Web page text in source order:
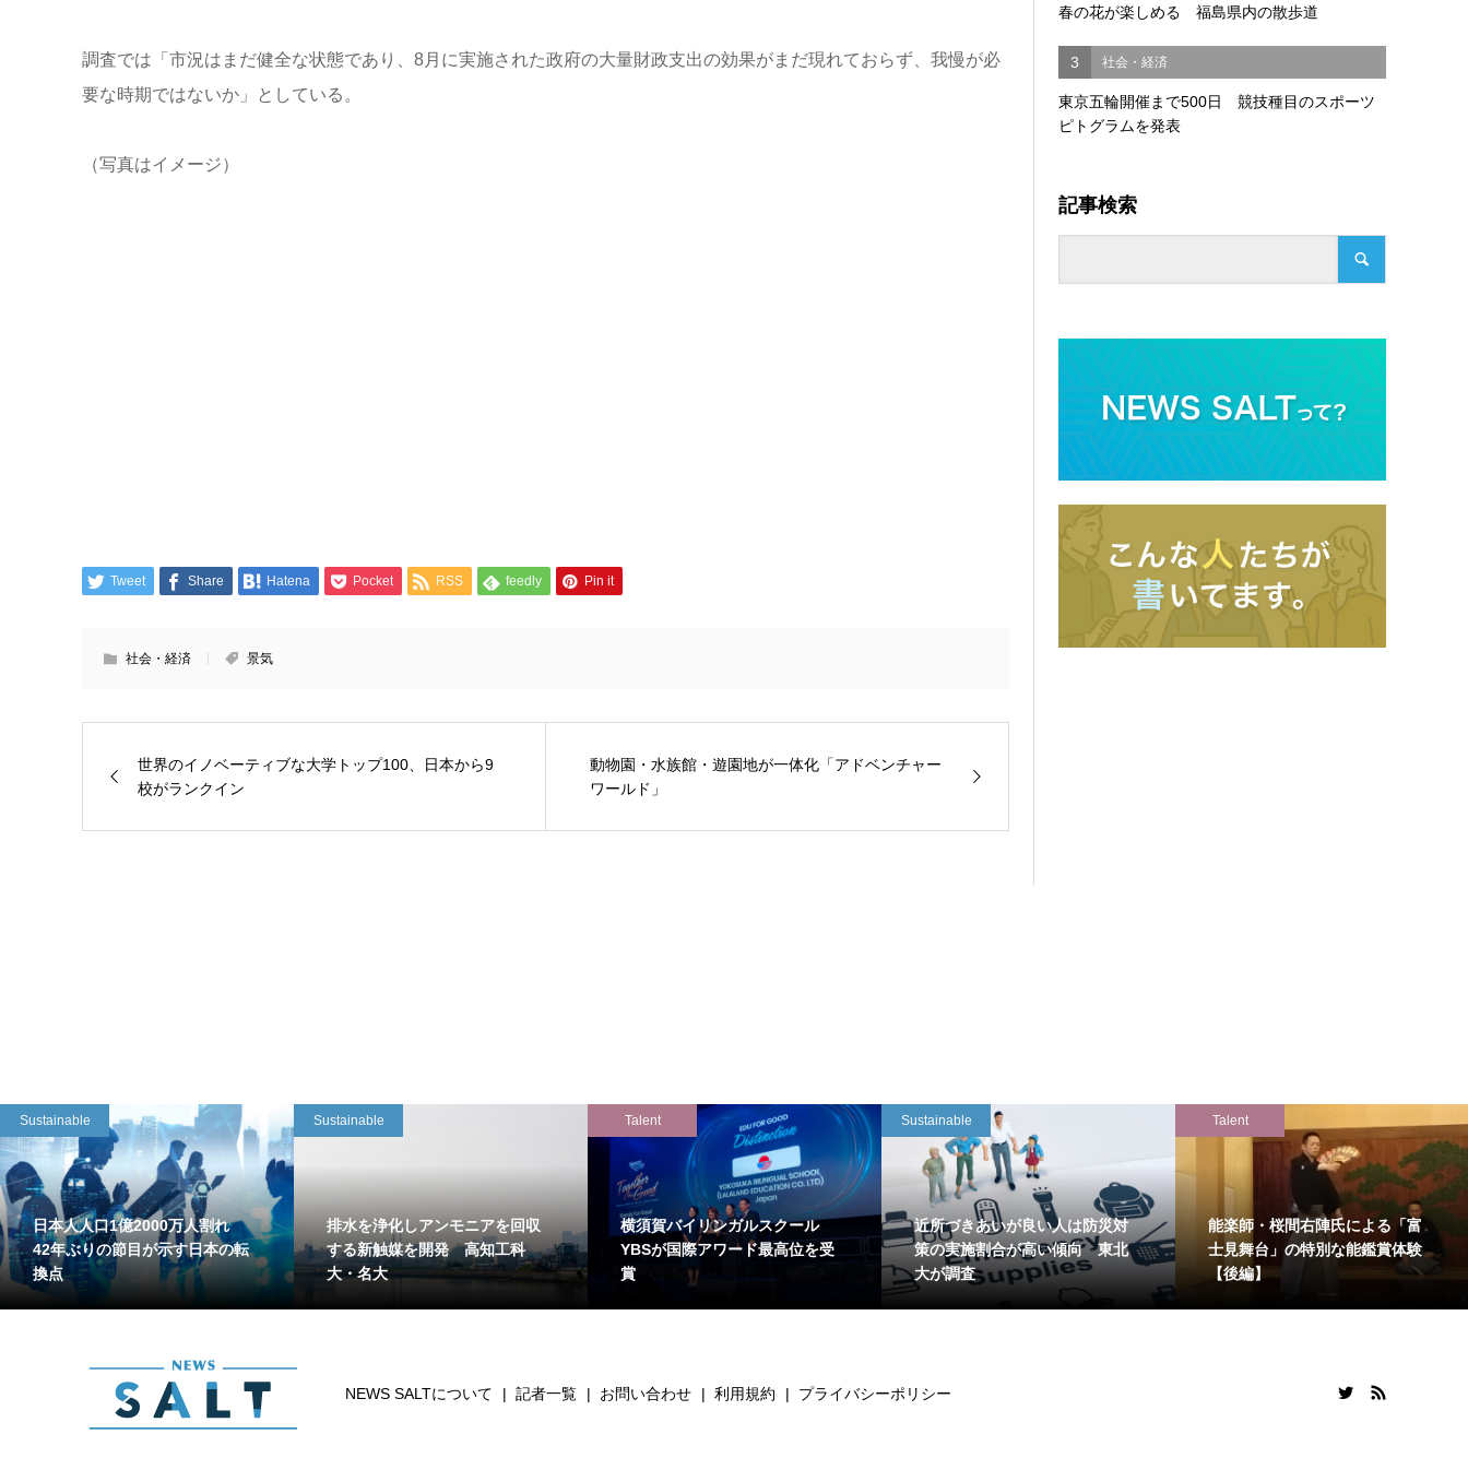
調査では「市況はまだ健全な状態であり、8月に実施された政府の大量財政支出の効果がまだ現れておらず、我慢が必
要な時期ではないか」としている。
（写真はイメージ）
Tweet Share Hatena Pocket RSS feedly Pin it
社会・経済 景気
世界のイノベーティブな大学トップ100、日本から9
校がランクイン
動物園・水族館・遊園地が一体化「アドベンチャー
ワールド」
春の花が楽しめる 福島県内の散歩道
3 社会・経済
東京五輪開催まで500日 競技種目のスポーツ
ピトグラムを発表
記事検索
Sustainable
日本人人口1億2000万人割れ
42年ぶりの節目が示す日本の転
換点
Sustainable
排水を浄化しアンモニアを回収
する新触媒を開発 高知工科
大・名大
Talent
横須賀バイリンガルスクール
YBSが国際アワード最高位を受
賞
Sustainable
近所づきあいが良い人は防災対
策の実施割合が高い傾向 東北
大が調査
Talent
能楽師・桜間右陣氏による「富
士見舞台」の特別な能鑑賞体験
【後編】
NEWS SALTについて 記者一覧 お問い合わせ 利用規約 プライバシーポリシー